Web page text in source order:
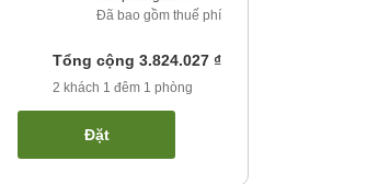
Đã bao gồm thuế phí
Tổng cộng 3.824.027 ₫
2 khách 1 đêm 1 phòng
Đặt